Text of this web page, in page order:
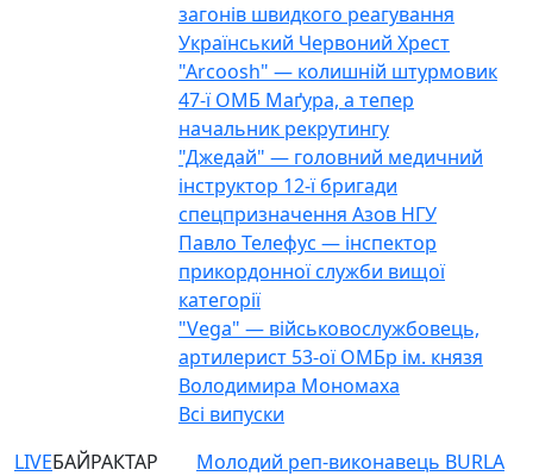
загонів швидкого реагування
Український Червоний Хрест
"Arcoosh" — колишній штурмовик
47-ї ОМБ Маґура, а тепер
начальник рекрутингу
"Джедай" — головний медичний
інструктор 12-ї бригади
спецпризначення Азов НГУ
Павло Телефус — інспектор
прикордонної служби вищої
категорії
"Vega" — військовослужбовець,
артилерист 53-ої ОМБр ім. князя
Володимира Мономаха
Всі випуски
LIVEБАЙРАКТАР
Молодий реп-виконавець BURLA